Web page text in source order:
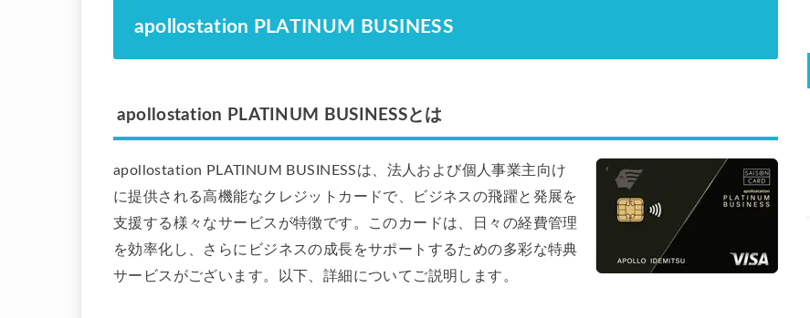
apollostation PLATINUM BUSINESS
apollostation PLATINUM BUSINESSとは
apollostation PLATINUM BUSINESSは、法人および個人事業主向け
に提供される高機能なクレジットカードで、ビジネスの飛躍と発展を
支援する様々なサービスが特徴です。このカードは、日々の経費管理
を効率化し、さらにビジネスの成長をサポートするための多彩な特典
サービスがございます。以下、詳細についてご説明します。